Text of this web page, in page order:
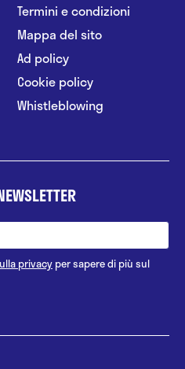
Termini e condizioni
Mappa del sito
Ad policy
Cookie policy
Whistleblowing
privacy per sapere di più sul